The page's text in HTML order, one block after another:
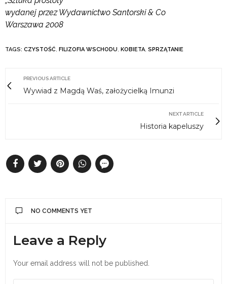
wydanej przez Wydawnictwo Santorski & Co
Warszawa 2008
TAGS: CZYSTOŚĆ, FILIZOFIA WSCHODU, KOBIETA, SPRZĄTANIE
PREVIOUS ARTICLE
Wywiad z Magdą Waś, założycielką Imunzi
NEXT ARTICLE
Historia kapeluszy
NO COMMENTS YET
Leave a Reply
Your email address will not be published.